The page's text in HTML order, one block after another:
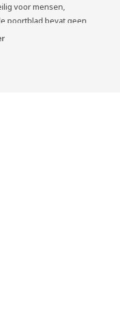
voor mensen,
poortblad bevat geen
en schade.